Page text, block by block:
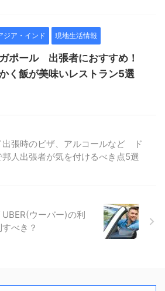
ジア・インド 現地生活情報
ポール 出張者におすすめ！
く飯が美味いレストラン5選
出張時のビザ、アルコールなど ド
邦人出張者が気を付けるべき点5選
ウーバー)の利
べき？